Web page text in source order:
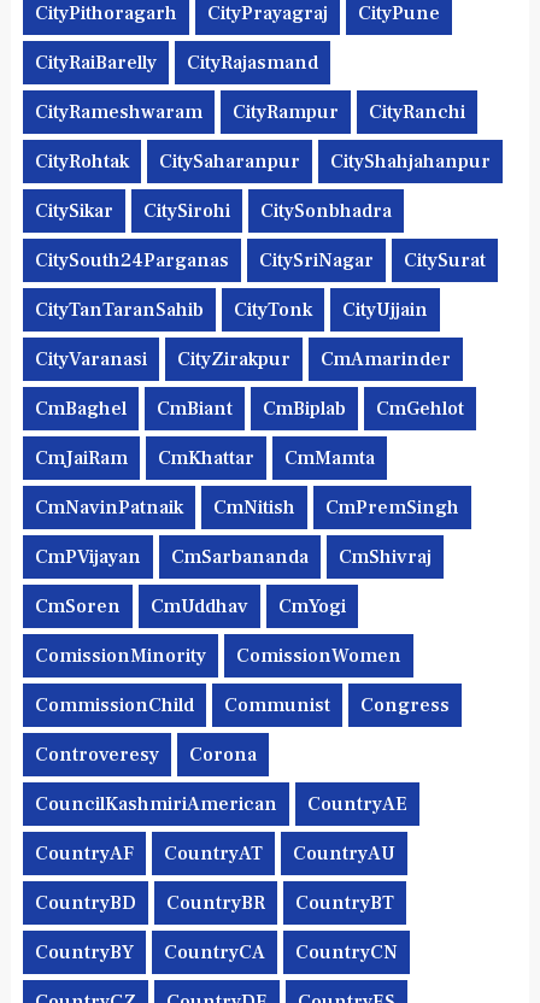
CityPithoragarh CityPrayagraj CityPune
CityRaiBarelly CityRajasmand
CityRameshwaram CityRampur CityRanchi
CityRohtak CitySaharanpur CityShahjahanpur
CitySikar CitySirohi CitySonbhadra
CitySouth24Parganas CitySriNagar CitySurat
CityTanTaranSahib CityTonk CityUjjain
CityVaranasi CityZirakpur CmAmarinder
CmBaghel CmBiant CmBiplab CmGehlot
CmJaiRam CmKhattar CmMamta
CmNavinPatnaik CmNitish CmPremSingh
CmPVijayan CmSarbananda CmShivraj
CmSoren CmUddhav CmYogi
ComissionMinority ComissionWomen
CommissionChild Communist Congress
Controveresy Corona
CouncilKashmiriAmerican CountryAE
CountryAF CountryAT CountryAU
CountryBD CountryBR CountryBT
CountryBY CountryCA CountryCN